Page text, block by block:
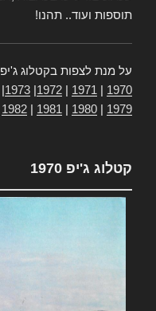
תוספות ועוד.. תהנו!
על מנת לצפות בקטלוג
1970
1971
1972
1973
1979
1980
1981
1982
קטלוג ג'יפ 1970